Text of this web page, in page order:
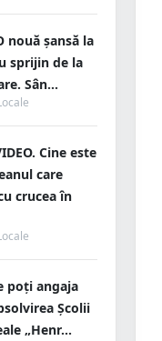
nouă șansă la
sprijin de la
Sân...
Cine este
care
crucea în
poți angaja
Școlii
„Henr...